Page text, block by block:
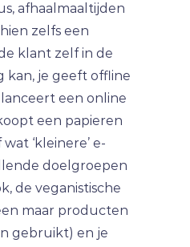
afhaalmaaltijden
zelfs een
klant zelf in de
kan, je geeft offline
een online
een papieren
‘kleinere’ e-
doelgroepen
de veganistische
maar producten
gebruikt) en je